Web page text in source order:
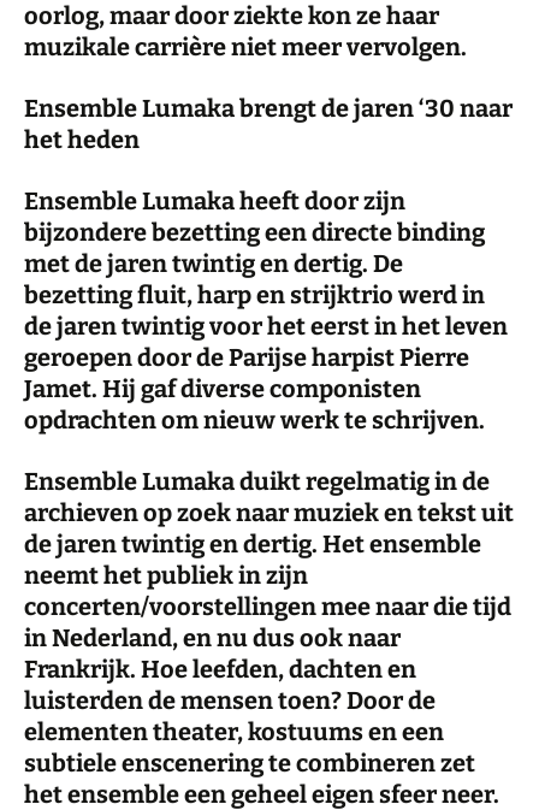
oorlog, maar door ziekte kon ze haar
muzikale carrière niet meer vervolgen.
Ensemble Lumaka brengt de jaren ‘30 naar
het heden
Ensemble Lumakaheeft door zijn
bijzondere bezetting een directe binding
met de jaren twintig en dertig. De
bezetting fluit, harp en strijktrio werd in
de jaren twintig voor het eerst in het leven
geroepen door de Parijse harpist Pierre
Jamet. Hij gaf diverse componisten
opdrachten om nieuw werk te schrijven.
Ensemble Lumaka duikt regelmatig in de
archieven op zoek naar muziek en tekst uit
de jaren twintig en dertig. Het ensemble
neemt het publiek in zijn
concerten/voorstellingen mee naar die tijd
in Nederland, en nu dus ook naar
Frankrijk. Hoe leefden, dachten en
luisterden de mensen toen? Door de
elementen theater, kostuums en een
subtiele enscenering te combineren zet
het ensemble een geheel eigen sfeer neer.